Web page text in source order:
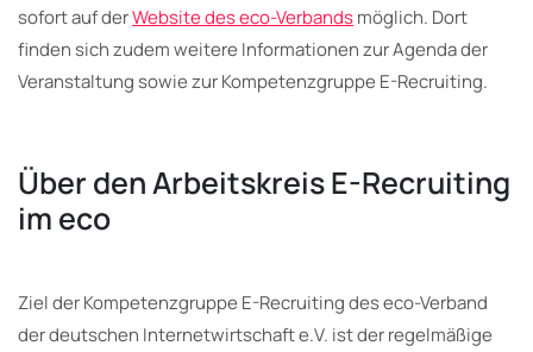
sofort auf derWebsite des eco-Verbandsmöglich. Dort
finden sich zudem weitere Informationen zur Agenda der
Veranstaltung sowie zur Kompetenzgruppe E-Recruiting.
Über den Arbeitskreis E-Recruiting
im eco
Ziel der Kompetenzgruppe E-Recruiting des eco-Verband
der deutschen Internetwirtschaft e.V. ist der regelmäßige